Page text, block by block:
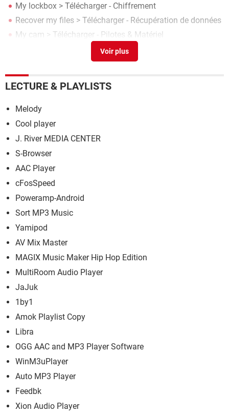
My lockbox > Télécharger - Chiffrement
Recover my files > Télécharger - Récupération de données
My cam > Télécharger - Pilotes & Matériel
Forum Google Chrome
LECTURE & PLAYLISTS
Melody
Cool player
J. River MEDIA CENTER
S-Browser
AAC Player
cFosSpeed
Poweramp-Android
Sort MP3 Music
Yamipod
AV Mix Master
MAGIX Music Maker Hip Hop Edition
MultiRoom Audio Player
JaJuk
1by1
Amok Playlist Copy
Libra
OGG AAC and MP3 Player Software
WinM3uPlayer
Auto MP3 Player
Feedbk
Xion Audio Player